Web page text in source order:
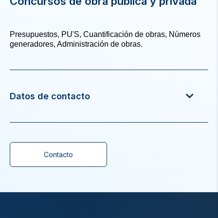
Presupuestos, PU'S, Cuantificación de obras, Números
generadores, Administración de obras.
Datos de contacto
Contacto